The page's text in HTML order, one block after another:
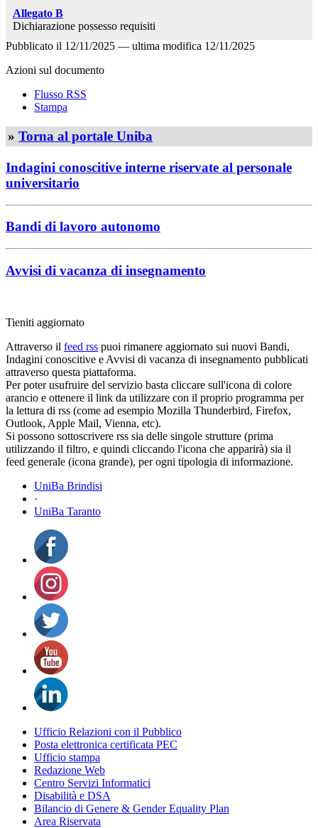
Allegato B
Dichiarazione possesso requisiti
Pubblicato il 12/11/2025 — ultima modifica 12/11/2025
Azioni sul documento
Flusso RSS
Stampa
» Torna al portale Uniba
Indagini conoscitive interne riservate al personale
universitario
Bandi di lavoro autonomo
Avvisi di vacanza di insegnamento
Tieniti aggiornato
Attraverso il feed rss puoi rimanere aggiornato sui nuovi Bandi,
Indagini conoscitive e Avvisi di vacanza di insegnamento pubblicati
attraverso questa piattaforma.
Per poter usufruire del servizio basta cliccare sull'icona di colore
arancio e ottenere il link da utilizzare con il proprio programma per
la lettura di rss (come ad esempio Mozilla Thunderbird, Firefox,
Outlook, Apple Mail, Vienna, etc).
Si possono sottoscrivere rss sia delle singole strutture (prima
utilizzando il filtro, e quindi cliccando l'icona che apparirà) sia il
feed generale (icona grande), per ogni tipologia di informazione.
UniBa Brindisi
·
UniBa Taranto
Ufficio Relazioni con il Pubblico
Posta elettronica certificata PEC
Ufficio stampa
Redazione Web
Centro Servizi Informatici
Disabilità e DSA
Bilancio di Genere & Gender Equality Plan
Area Riservata